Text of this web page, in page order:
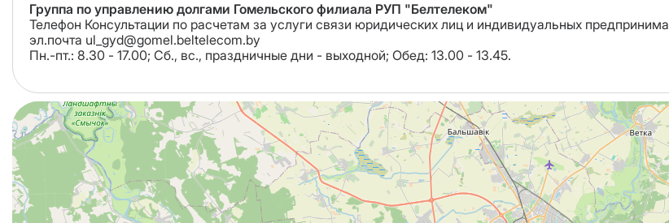
Группа по управлению долгами Гомельского филиала РУП "Белтелеком"
Телефон Консультации по расчетам за услуги связи юридических лиц и индивидуальных
эл.почта ul_gyd@gomel.beltelecom.by
Пн.-пт.: 8.30 - 17.00; Сб., вс., праздничные дни - выходной; Обед: 13.00 - 13.45.